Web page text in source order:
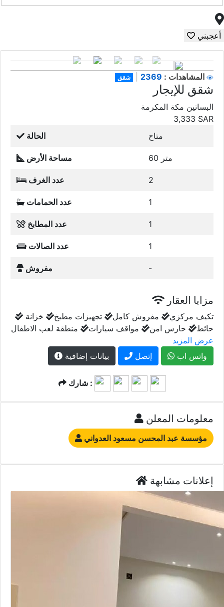
أعجبني
شقق المشاهدات :
شقق للإيجار
البساتين مكة المكرمة
3,333 SAR
الحالة
متاح
مساحة الأرض 60 متر
عدد الغرف 2
عدد الحمامات 1
عدد المطابخ 1
عدد الصالات 1
مفروش -
مزايا العقار
تكيف مركزي مفروش كامل تجهيزات مطبخ
خزانة
حائط
حارس امن مواقف سيارات
منطقة لعب الاطفال
عرض المزيد
بيانات إضافية
إتصل واتس اب
شارك :
معلومات المعلن
مؤسسة عبد المحسن مسعود العدواني
إعلانات مشابهة